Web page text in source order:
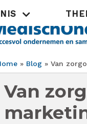
Kruimelpad
Blog Van
Van